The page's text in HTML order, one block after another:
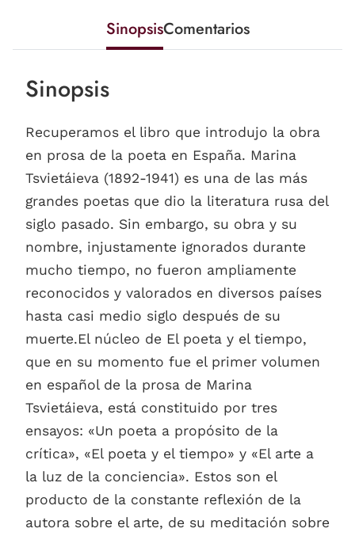
SinopsisComentarios
Sinopsis
Recuperamos el libro que introdujo la obra
en prosa de la poeta en España. Marina
Tsvietáieva (1892-1941) es una de las más
grandes poetas que dio la literatura rusa del
siglo pasado. Sin embargo, su obra y su
nombre, injustamente ignorados durante
mucho tiempo, no fueron ampliamente
reconocidos y valorados en diversos países
hasta casi medio siglo después de su
muerte.El núcleo de El poeta y el tiempo,
que en su momento fue el primer volumen
en español de la prosa de Marina
Tsvietáieva, está constituido por tres
ensayos: «Un poeta a propósito de la
crítica», «El poeta y el tiempo» y «El arte a
la luz de la conciencia». Estos son el
producto de la constante reflexión de la
autora sobre el arte, de su meditación sobre